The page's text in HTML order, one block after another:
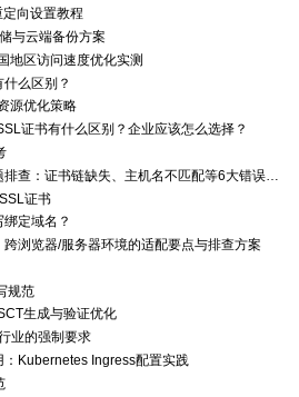
向设置教程
与云端备份方案
地区访问速度优化实测
么区别？
源优化策略
证书有什么区别？企业应该怎么选择？
证书
定域名？
浏览器/服务器环境的适配要点与排查方案
规范
生成与验证优化
业的强制要求
Kubernetes Ingress配置实践